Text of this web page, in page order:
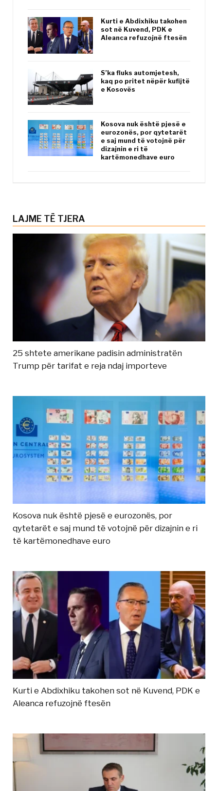
Kurti e Abdixhiku takohen
sot në Kuvend, PDK e
Aleanca refuzojnë ftesën
S’ka fluks automjetesh,
kaq po pritet nëpër kufijtë
e Kosovës
Kosova nuk është pjesë e
eurozonës, por qytetarët
e saj mund të votojnë për
dizajnin e ri të
kartëmonedhave euro
LAJME TË TJERA
25 shtete amerikane padisin administratën
Trump për tarifat e reja ndaj importeve
Kosova nuk është pjesë e eurozonës, por
qytetarët e saj mund të votojnë për dizajnin e ri
të kartëmonedhave euro
Kurti e Abdixhiku takohen sot në Kuvend, PDK e
Aleanca refuzojnë ftesën